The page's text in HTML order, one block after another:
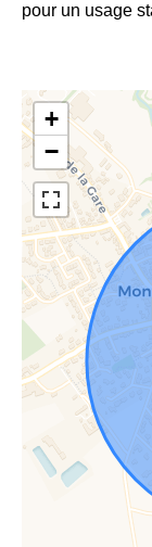
pour un usage
+
−